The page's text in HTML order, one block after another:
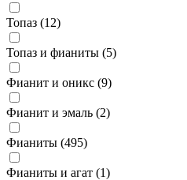
Топаз (12)
Топаз и фианиты (5)
Фианит и оникс (9)
Фианит и эмаль (2)
Фианиты (495)
Фианиты и агат (1)